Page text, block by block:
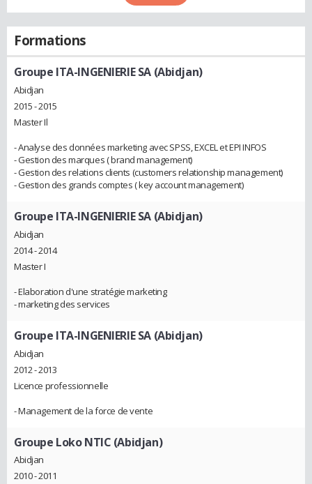
Formations
Groupe ITA-INGENIERIE SA (Abidjan)
Abidjan
2015 - 2015
Master Il
- Analyse des données marketing avec SPSS, EXCEL et EPI INFOS
- Gestion des marques ( brand management)
- Gestion des relations clients (customers relationship management)
- Gestion des grands comptes ( key account management)
Groupe ITA-INGENIERIE SA (Abidjan)
Abidjan
2014 - 2014
Master I
- Elaboration d'une stratégie marketing
- marketing des services
Groupe ITA-INGENIERIE SA (Abidjan)
Abidjan
2012 - 2013
Licence professionnelle
- Management de la force de vente
Groupe Loko NTIC (Abidjan)
Abidjan
2010 - 2011